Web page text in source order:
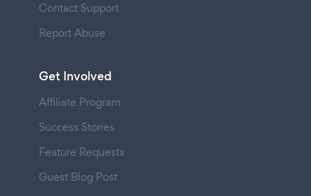
Contact Support
Report Abuse
Get Involved
Affiliate Program
Success Stories
Feature Requests
Guest Blog Post